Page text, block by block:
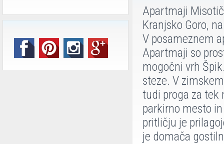
Apartmaji
Kranjsko Goro,
V posameznem
Apartmaji so
mogočni vrh
steze. V
tudi proga za tek
parkirno mesto
pritličju je
je domača